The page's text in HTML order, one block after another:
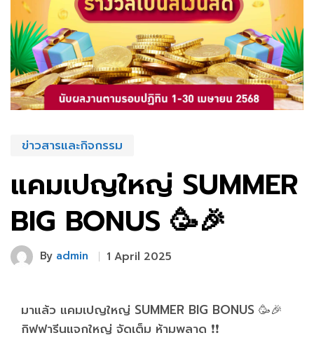
ข่าวสารและกิจกรรม
แคมเปญใหญ่ SUMMER
BIG BONUS 🥳🎉
By admin 1 April 2025
มาแล้ว แคมเปญใหญ่ SUMMER BIG BONUS 🥳🎉
กิฟฟารีนแจกใหญ่ จัดเต็ม ห้ามพลาด ❗️❗️